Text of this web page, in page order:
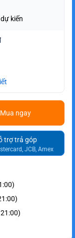
kiến
Mua ngay
trợ trả góp
JCB, Amex